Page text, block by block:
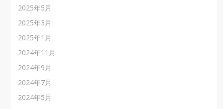
2025年5月
2025年3月
2025年1月
2024年11月
2024年9月
2024年7月
2024年5月